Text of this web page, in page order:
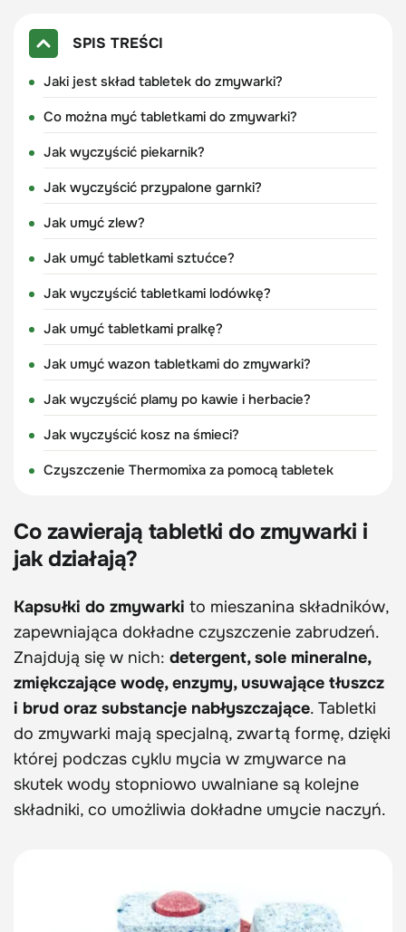
SPIS TREŚCI
Jaki jest skład tabletek do zmywarki?
Co można myć tabletkami do zmywarki?
Jak wyczyścić piekarnik?
Jak wyczyścić przypalone garnki?
Jak umyć zlew?
Jak umyć tabletkami sztućce?
Jak wyczyścić tabletkami lodówkę?
Jak umyć tabletkami pralkę?
Jak umyć wazon tabletkami do zmywarki?
Jak wyczyścić plamy po kawie i herbacie?
Jak wyczyścić kosz na śmieci?
Czyszczenie Thermomixa za pomocą tabletek
Co zawierają tabletki do zmywarki i
jak działają?
Kapsułki do zmywarki to mieszanina składników,
zapewniająca dokładne czyszczenie zabrudzeń.
Znajdują się w nich: detergent, sole mineralne,
zmiękczające wodę, enzymy, usuwające tłuszcz
i brud oraz substancje nabłyszczające. Tabletki
do zmywarki mają specjalną, zwartą formę, dzięki
której podczas cyklu mycia w zmywarce na
skutek wody stopniowo uwalniane są kolejne
składniki, co umożliwia dokładne umycie naczyń.